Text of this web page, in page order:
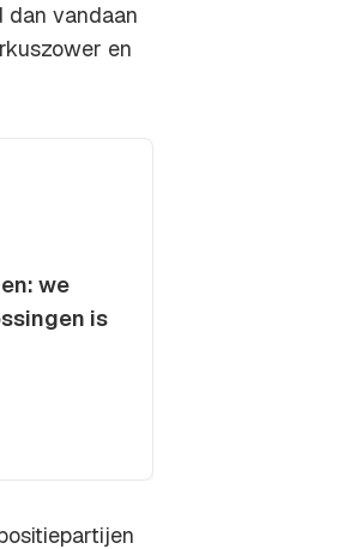
dan vandaan
en
we
is